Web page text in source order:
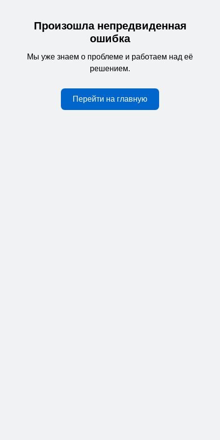
Произошла непредвиденная
ошибка
Мы уже знаем о проблеме и работаем над её
решением.
Перейти на главную